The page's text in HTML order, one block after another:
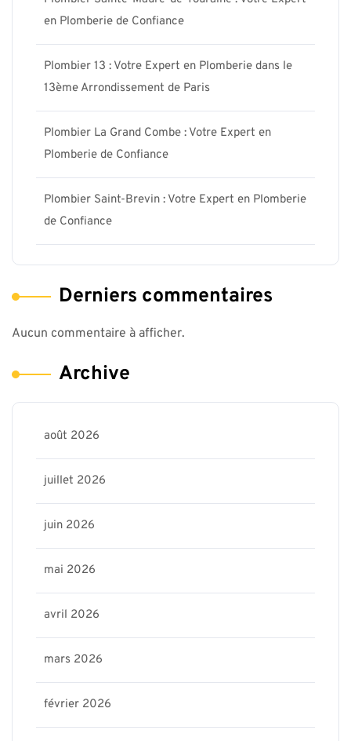
en Plomberie de Confiance
Plombier 13 : Votre Expert en Plomberie dans le
13ème Arrondissement de Paris
Plombier La Grand Combe : Votre Expert en
Plomberie de Confiance
Plombier Saint-Brevin : Votre Expert en Plomberie
de Confiance
Derniers commentaires
Aucun commentaire à afficher.
Archive
août 2026
juillet 2026
juin 2026
mai 2026
avril 2026
mars 2026
février 2026